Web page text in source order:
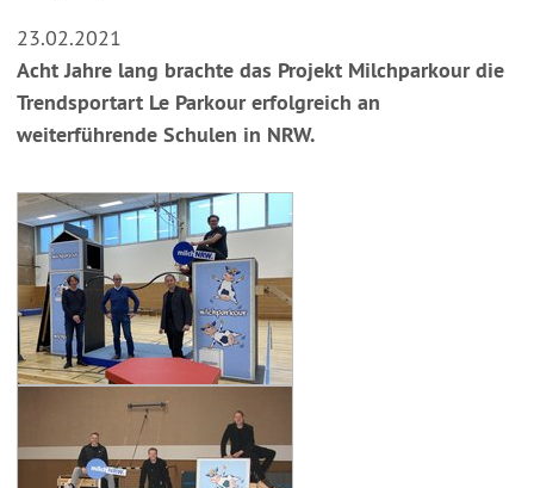
23.02.2021
Acht Jahre lang brachte das Projekt Milchparkour die
Trendsportart Le Parkour erfolgreich an
weiterführende Schulen in NRW.